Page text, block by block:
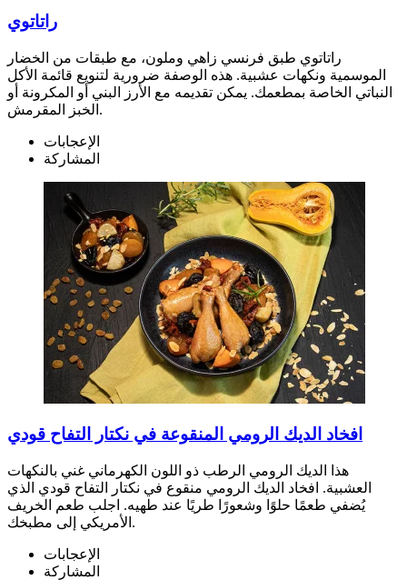
راتاتوي
راتاتوي طبق فرنسي زاهي وملون، مع طبقات من الخضار
الموسمية ونكهات عشبية. هذه الوصفة ضرورية لتنويع قائمة الأكل
النباتي الخاصة بمطعمك. يمكن تقديمه مع الأرز البني أو المكرونة أو
الخبز المقرمش.
الإعجابات
المشاركة
افخاد الديك الرومي المنقوعة في نكتار التفاح قودي
هذا الديك الرومي الرطب ذو اللون الكهرماني غني بالنكهات
العشبية. افخاد الديك الرومي منقوع في نكتار التفاح قودي الذي
يُضفي طعمًا حلوًا وشعورًا طريًا عند طهيه. اجلب طعم الخريف
الأمريكي إلى مطبخك.
الإعجابات
المشاركة